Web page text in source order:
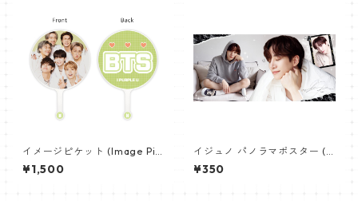
イメージピケット (Image Pic
ket) うちわ - 防弾少年団 (BTS
_04)
¥1,500
イジュノ パノラマポスター (L
eeJunho Poster) 700*330
mm 【leejunho-01】
¥350